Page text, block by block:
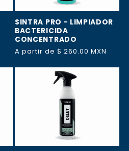
SINTRA PRO - LIMPIADOR
BACTERICIDA
CONCENTRADO
Precio
A partir de $ 260.00 MXN